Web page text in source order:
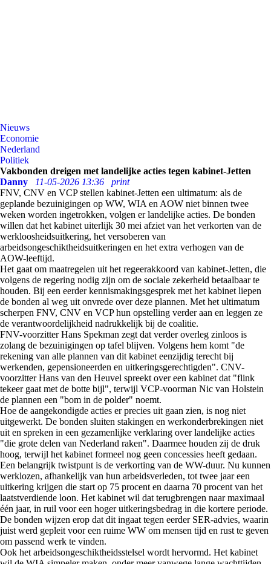
Nieuws
Economie
Nederland
Politiek
Vakbonden dreigen met landelijke acties tegen kabinet-Jetten
Danny
11-05-2026 13:36
print
FNV, CNV en VCP stellen kabinet-Jetten een ultimatum: als de
geplande bezuinigingen op WW, WIA en AOW niet binnen twee
weken worden ingetrokken, volgen er landelijke acties. De bonden
willen dat het kabinet uiterlijk 30 mei afziet van het verkorten van de
werkloosheidsuitkering, het versoberen van
arbeidsongeschiktheidsuitkeringen en het extra verhogen van de
AOW-leeftijd.
Het gaat om maatregelen uit het regeerakkoord van kabinet-Jetten, die
volgens de regering nodig zijn om de sociale zekerheid betaalbaar te
houden. Bij een eerder kennismakingsgesprek met het kabinet liepen
de bonden al weg uit onvrede over deze plannen. Met het ultimatum
scherpen FNV, CNV en VCP hun opstelling verder aan en leggen ze
de verantwoordelijkheid nadrukkelijk bij de coalitie.
FNV-voorzitter Hans Spekman zegt dat verder overleg zinloos is
zolang de bezuinigingen op tafel blijven. Volgens hem komt "de
rekening van alle plannen van dit kabinet eenzijdig terecht bij
werkenden, gepensioneerden en uitkeringsgerechtigden". CNV-
voorzitter Hans van den Heuvel spreekt over een kabinet dat "flink
tekeer gaat met de botte bijl", terwijl VCP-voorman Nic van Holstein
de plannen een "bom in de polder" noemt.
Hoe de aangekondigde acties er precies uit gaan zien, is nog niet
uitgewerkt. De bonden sluiten stakingen en werkonderbrekingen niet
uit en spreken in een gezamenlijke verklaring over landelijke acties
"die grote delen van Nederland raken". Daarmee houden zij de druk
hoog, terwijl het kabinet formeel nog geen concessies heeft gedaan.
Een belangrijk twistpunt is de verkorting van de WW-duur. Nu kunnen
werklozen, afhankelijk van hun arbeidsverleden, tot twee jaar een
uitkering krijgen die start op 75 procent en daarna 70 procent van het
laatstverdiende loon. Het kabinet wil dat terugbrengen naar maximaal
één jaar, in ruil voor een hoger uitkeringsbedrag in die kortere periode.
De bonden wijzen erop dat dit ingaat tegen eerder SER-advies, waarin
juist werd gepleit voor een ruime WW om mensen tijd en rust te geven
om passend werk te vinden.
Ook het arbeidsongeschiktheidsstelsel wordt hervormd. Het kabinet